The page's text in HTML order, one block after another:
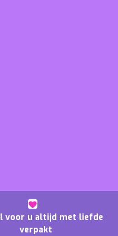
voor u altijd met liefde
verpakt